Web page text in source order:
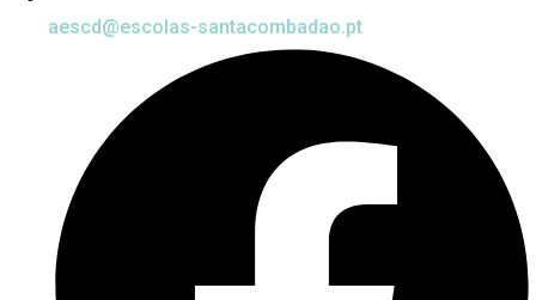
aescd@escolas-santacombadao.pt